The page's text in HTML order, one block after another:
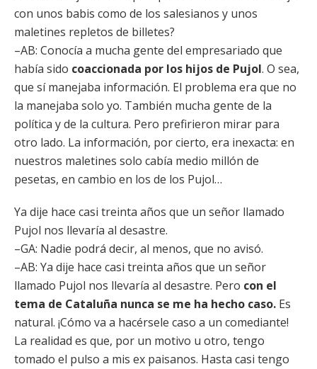
con unos babis como de los salesianos y unos
maletines repletos de billetes?
–AB: Conocía a mucha gente del empresariado que
había sido coaccionada por los hijos de Pujol. O sea,
que sí manejaba información. El problema era que no
la manejaba solo yo. También mucha gente de la
política y de la cultura. Pero prefirieron mirar para
otro lado. La información, por cierto, era inexacta: en
nuestros maletines solo cabía medio millón de
pesetas, en cambio en los de los Pujol…
Ya dije hace casi treinta años que un señor llamado
Pujol nos llevaría al desastre.
–GA: Nadie podrá decir, al menos, que no avisó.
–AB: Ya dije hace casi treinta años que un señor
llamado Pujol nos llevaría al desastre. Pero con el
tema de Cataluña nunca se me ha hecho caso. Es
natural. ¡Cómo va a hacérsele caso a un comediante!
La realidad es que, por un motivo u otro, tengo
tomado el pulso a mis ex paisanos. Hasta casi tengo